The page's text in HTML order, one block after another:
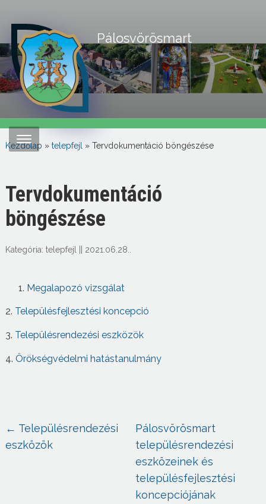
Pálosvörösmart
Kezdőlap » telepfejl » Tervdokumentáció böngészése
Tervdokumentáció
böngészése
Kategória: telepfejl 2021.06.28.
Megalapozó vizsgálat
2. Településfejlesztési koncepció
3. Településrendezési eszközök
4. Örökségvédelmi hatástanulmány
← Településrendezési
eszközök
Pálosvörösmart
településrendezési
eszközeinek és
településfejlesztési
koncepciójának